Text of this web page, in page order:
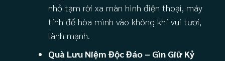
nhỏ tạm rời xa màn hình điện thoại, máy
tính để hòa mình vào không khí vui tươi,
lành mạnh.
Quà Lưu Niệm Độc Đáo – Gìn Giữ Kỷ